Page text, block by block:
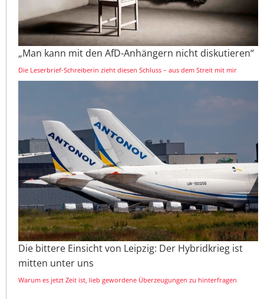
„Man kann mit den AfD-Anhängern nicht diskutieren“
Die Leserbrief-Schreiberin zieht diesen Schluss – aus dem Streit mit mir
Die bittere Einsicht von Leipzig: Der Hybridkrieg ist
mitten unter uns
Warum es jetzt Zeit ist, lieb gewordene Überzeugungen zu hinterfragen